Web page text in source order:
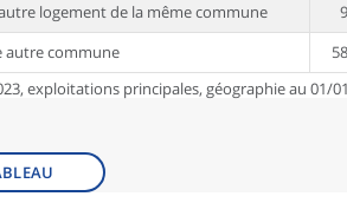
logement de la même commune
autre commune
exploitations principales, géographie au 01/